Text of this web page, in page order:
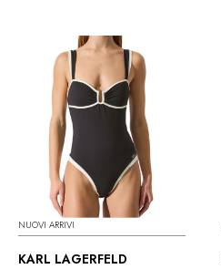
NUOVI ARRIVI
KARL LAGERFELD